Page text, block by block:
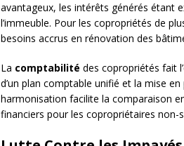
avantageux, les intérêts générés étant
l’immeuble. Pour les copropriétés de
besoins accrus en rénovation des
La comptabilité des copropriétés fait
d’un plan comptable unifié et la mise
harmonisation facilite la comparaison
financiers pour les copropriétaires non-